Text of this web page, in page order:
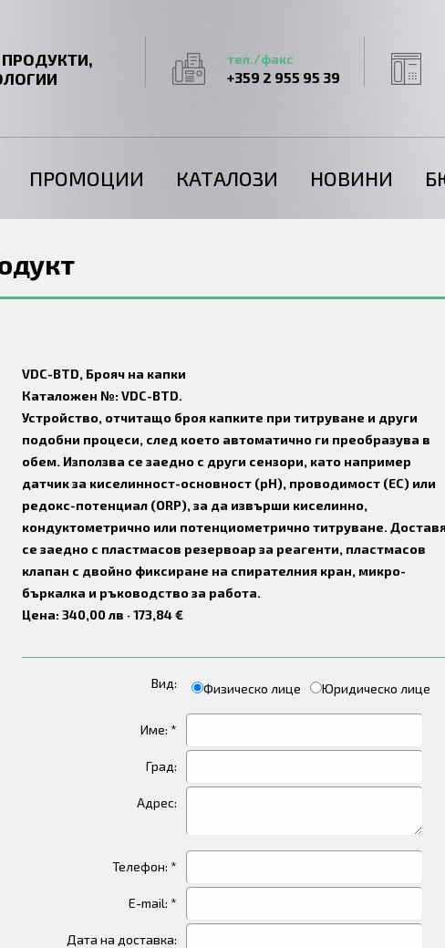
тел./факс
+359 2 955 95 39
ПРОМОЦИИ КАТАЛОЗИ НОВИНИ
VDC-BTD, Брояч на капки
Каталожен №: VDC-BTD.
Устройство, отчитащо броя капките при титруване и други
подобни процеси, след което автоматично ги преобразува в
обем. Използва се заедно с други сензори, като например
датчик за киселинност-основност (pH), проводимост (ЕС) или
редокс-потенциал (ORP), за да извърши киселинно,
кондуктометрично или потенциометрично титруване.
се заедно с пластмасов резервоар за реагенти, пластмасов
клапан с двойно фиксиране на спирателния кран, микро-
бъркалка и ръководство за работа.
Цена: 340,00 лв · 173,84 €
Вид: Физическо лице Юридическо лице
Име: *
Град:
Адрес:
Телефон: *
E-mail: *
Дата на доставка: